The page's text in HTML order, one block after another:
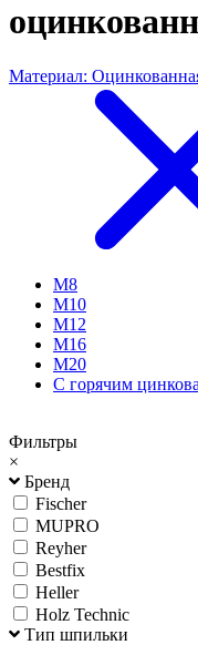
Материал:
М8
М10
М12
М16
М20
С горячим
Фильтры
×
Бренд
Fischer
MUPRO
Reyher
Bestfix
Heller
Holz Technic
Тип шпильки